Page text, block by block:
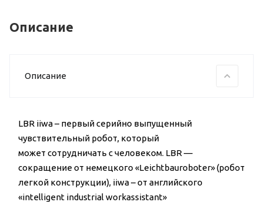
Описание
Описание
LBR iiwa – первый серийно выпущенный
чувствительный робот, который
может сотрудничать с человеком. LBR —
сокращение от немецкого «Leichtbauroboter» (робот
легкой конструкции), iiwa – от английского
«intelligent industrial workassistant»